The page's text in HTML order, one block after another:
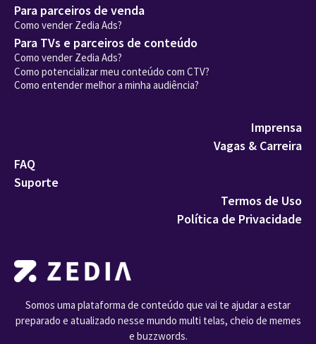
Somos uma plataforma de conteúdo que vai te ajudar a estar
preparado e atualizado nesse mundo multi telas, cheio de memes
e buzzwords.
Para parceiros de venda
Como vender Zedia Ads?
Para TVs e parceiros de conteúdo
Como vender Zedia Ads?
Como potencializar meu conteúdo com CTV?
Como entender melhor a minha audiência?
Imprensa
Vagas & Carreira
FAQ
Suporte
Termos de Uso
Política de Privacidade